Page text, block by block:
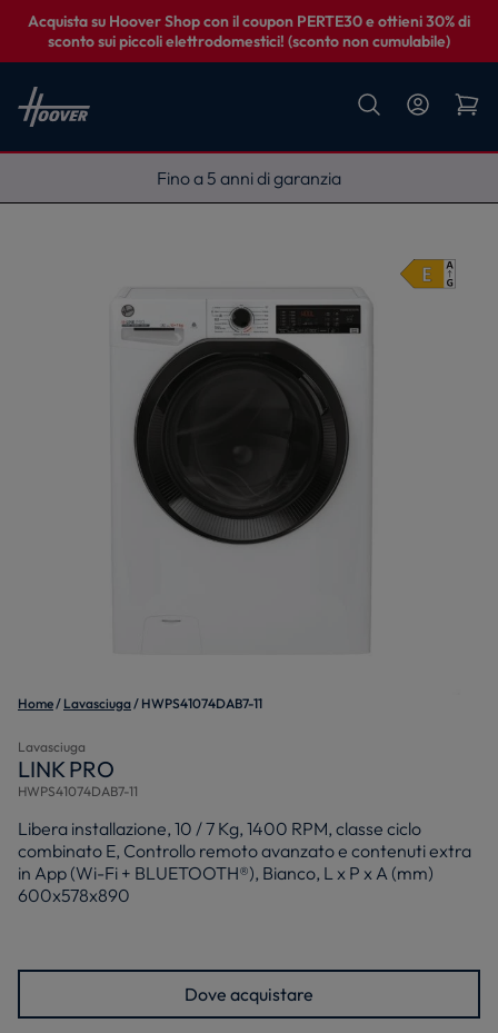
Acquista su Hoover Shop con il coupon PERTE30 e ottieni 30% di
sconto sui piccoli elettrodomestici! (sconto non cumulabile)
Fino a 5 anni di garanzia
Home Lavasciuga HWPS41074DAB7-11
Lavasciuga
LINK PRO
HWPS41074DAB7-11
Libera installazione, 10 / 7 Kg, 1400 RPM, classe ciclo
combinato E, Controllo remoto avanzato e contenuti extra
in App (Wi-Fi + BLUETOOTH®), Bianco, L x P x A (mm)
600x578x890
Dove acquistare